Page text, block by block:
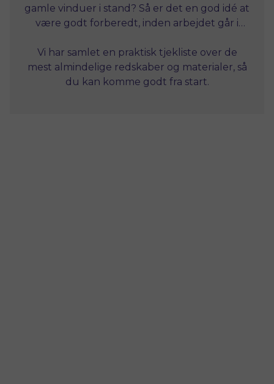
gamle vinduer i stand? Så er det en god idé at
være godt forberedt, inden arbejdet går i
det ofte de små detaljer, der gør den store
forskel – både for det færdige resultat og for
vinduernes levetid.
Vi har samlet en praktisk tjekliste over de
mest almindelige redskaber og materialer, så
du kan komme godt fra start.